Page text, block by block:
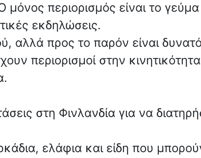
περιορισμός είναι το γεύμα
εκδηλώσεις.
αλλά προς το παρόν είναι
περιορισμοί στην
στη Φινλανδία για να
ελάφια και είδη που